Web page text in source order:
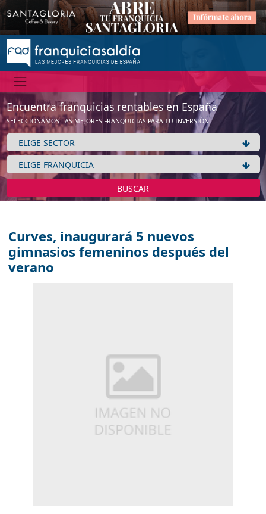
Encuentra franquicias rentables en España
SELECCIONAMOS LAS MEJORES FRANQUICIAS PARA TU INVERSIÓN
BUSCAR
Curves, inaugurará 5 nuevos
gimnasios femeninos después del
verano